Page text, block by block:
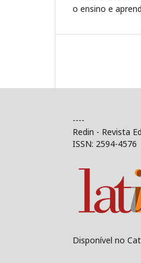
o ensino e
----
Redin - Revista
ISSN: 2594-4576
Disponível no